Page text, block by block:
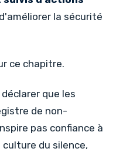
la sécurité
ce chapitre.
que les
de non-
pas confiance à
du silence,